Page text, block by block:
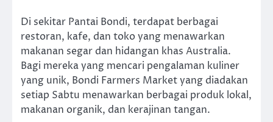
Di sekitar Pantai Bondi, terdapat berbagai
restoran, kafe, dan toko yang menawarkan
makanan segar dan hidangan khas Australia.
Bagi mereka yang mencari pengalaman kuliner
yang unik, Bondi Farmers Market yang diadakan
setiap Sabtu menawarkan berbagai produk lokal,
makanan organik, dan kerajinan tangan.